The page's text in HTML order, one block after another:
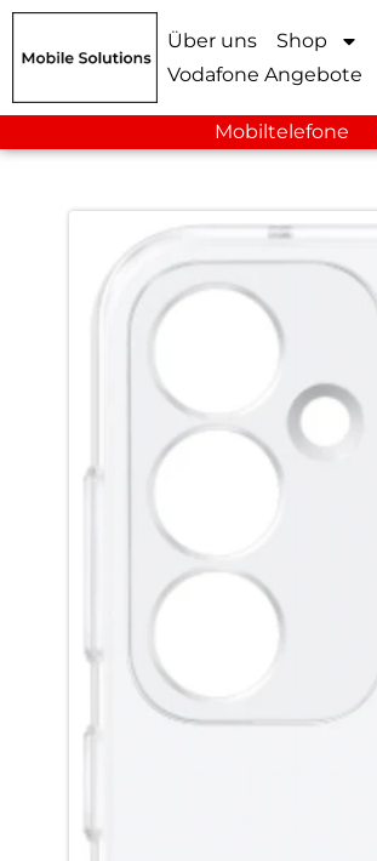
Über uns Shop
Vodafone Angebote
Mobiltelefone